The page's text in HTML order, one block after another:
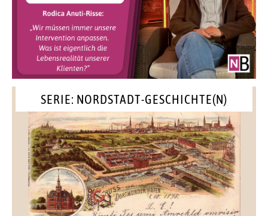
SERIE: NORDSTADT-GESCHICHTE(N)